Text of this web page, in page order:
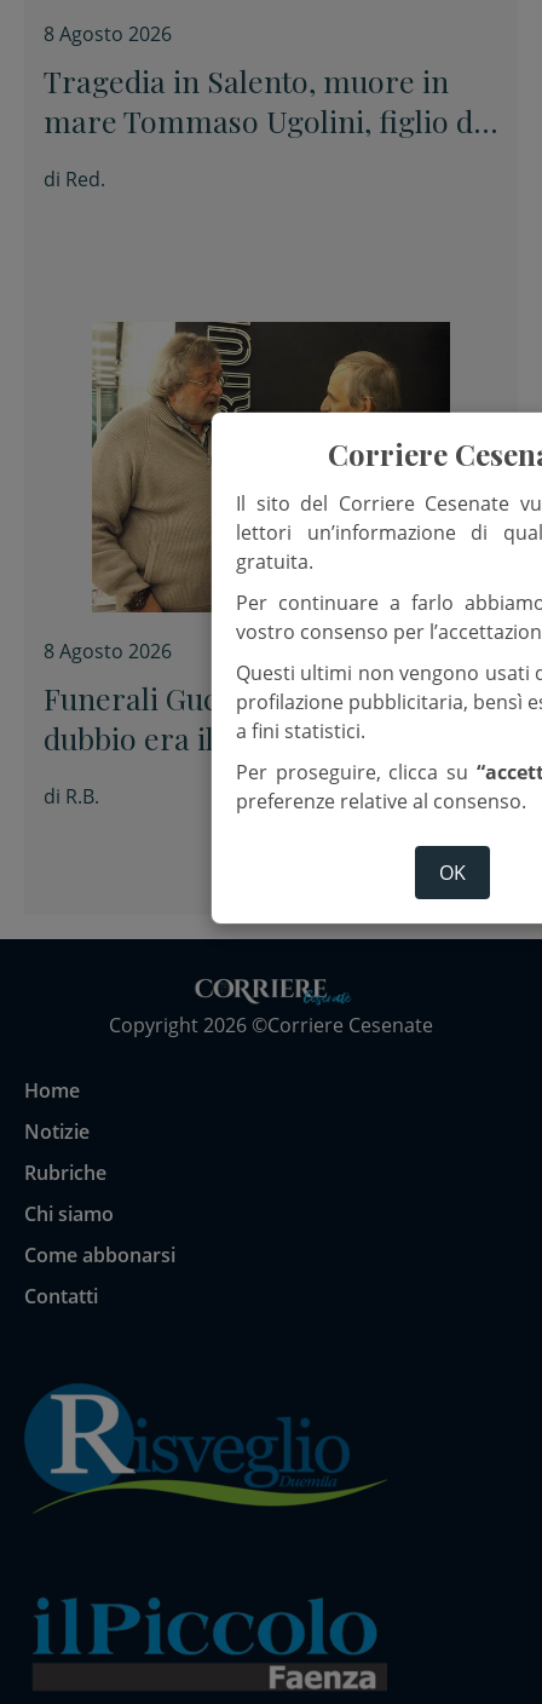
8 Agosto 2026
Tragedia in Salento, muore in
mare Tommaso Ugolini, figlio del
primario di Chirurgia e nipote
della consigliera regionale
di Red.
8 Agosto 2026
Funerali Guccini, Zuppi: “Il
dubbio era il tuo modo di stare
davanti alle cose senza barare”
di R.B.
Copyright 2026 ©Corriere Cesenate
Home
Notizie
Rubriche
Chi siamo
Come abbonarsi
Contatti
Corriere
Il sito del Corriere Cesenate
lettori un’informazione di
gratuita.
Per continuare a farlo
vostro consenso per
Questi ultimi non vengono usati
profilazione pubblicitaria, bensì
a fini statistici.
Per proseguire, clicca su
preferenze relative al consenso.
OK